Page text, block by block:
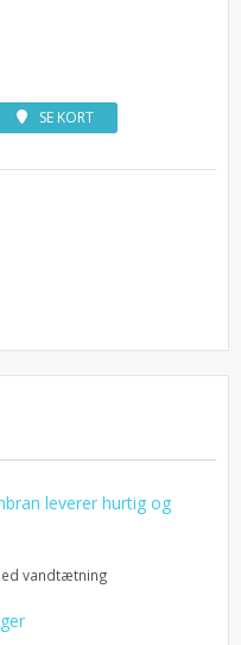
SE KORT
leverer hurtig og
vandtætning